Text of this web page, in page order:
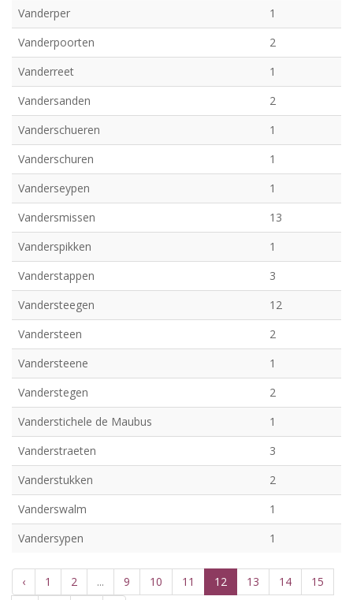
Vanderper
1
Vanderpoorten
2
Vanderreet
1
Vandersanden
2
Vanderschueren
1
Vanderschuren
1
Vanderseypen
1
Vandersmissen
13
Vanderspikken
1
Vanderstappen
3
Vandersteegen
12
Vandersteen
2
Vandersteene
1
Vanderstegen
2
Vanderstichele de Maubus
1
Vanderstraeten
3
Vanderstukken
2
Vanderswalm
1
Vandersypen
1
‹ 1 2 ... 9 10 11 12 13 14 15